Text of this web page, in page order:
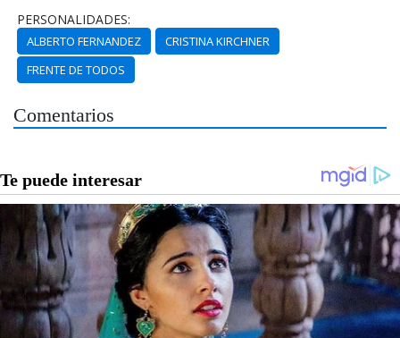
PERSONALIDADES:
ALBERTO FERNANDEZ
CRISTINA KIRCHNER
FRENTE DE TODOS
Comentarios